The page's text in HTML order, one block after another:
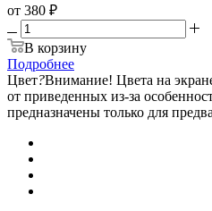
от 380 ₽
В корзину
Подробнее
Цвет?Внимание! Цвета на
от приведенных из-за
предназначены только для